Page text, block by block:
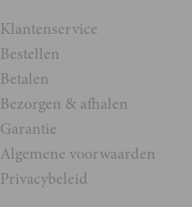
Klantenservice
Bestellen
Betalen
Bezorgen & afhalen
Garantie
Algemene voorwaarden
Privacybeleid